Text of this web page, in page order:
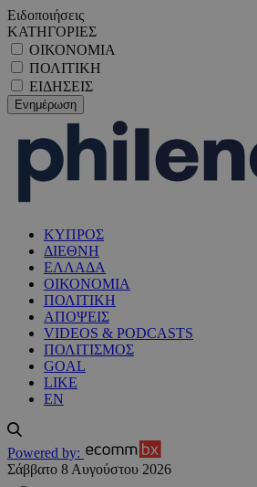
Ειδοποιήσεις
ΚΑΤΗΓΟΡΙΕΣ
ΟΙΚΟΝΟΜΙΑ
ΠΟΛΙΤΙΚΗ
ΕΙΔΗΣΕΙΣ
ΚΥΠΡΟΣ
ΔΙΕΘΝΗ
ΕΛΛΑΔΑ
ΟΙΚΟΝΟΜΙΑ
ΠΟΛΙΤΙΚΗ
ΑΠΟΨΕΙΣ
VIDEOS & PODCASTS
ΠΟΛΙΤΙΣΜΟΣ
GOAL
LIKE
EN
Powered by:
Σάββατο 8 Αυγούστου 2026